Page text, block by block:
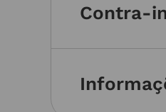
Contra-